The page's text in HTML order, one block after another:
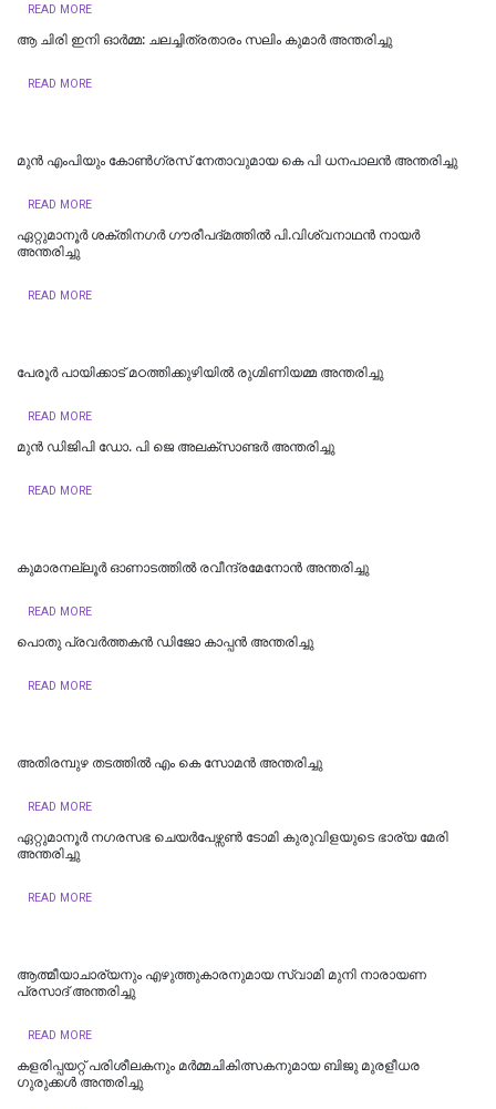
READ MORE
ആ ചിരി ഇനി ഓർമ്മ: ചലച്ചിത്രതാരം സലിം കുമാർ അന്തരിച്ചു
READ MORE
മുന്‍ എംപിയും കോണ്‍ഗ്രസ് നേതാവുമായ കെ പി ധനപാലന്‍ അന്തരിച്ചു
READ MORE
ഏറ്റുമാനൂർ ശക്തിനഗര്‍ ഗൗരീപദ്മത്തില്‍ പി.വിശ്വനാഥൻ നായർ
അന്തരിച്ചു
READ MORE
പേരൂർ പായിക്കാട് മഠത്തിക്കുഴിയിൽ രുഗ്മിണിയമ്മ അന്തരിച്ചു
READ MORE
മുന്‍ ഡിജിപി ഡോ. പി ജെ അലക്സാണ്ടര്‍ അന്തരിച്ചു
READ MORE
കുമാരനല്ലൂർ ഓണാടത്തിൽ രവീന്ദ്രമേനോൻ അന്തരിച്ചു
READ MORE
പൊതു പ്രവര്‍ത്തകന്‍ ഡിജോ കാപ്പന്‍ അന്തരിച്ചു
READ MORE
അതിരമ്പുഴ തടത്തിൽ എം കെ സോമൻ അന്തരിച്ചു
READ MORE
ഏറ്റുമാനൂർ നഗരസഭ ചെയർപേഴ്സൺ ടോമി കുരുവിളയുടെ ഭാര്യ മേരി
അന്തരിച്ചു
READ MORE
ആത്മീയാചാര്യനും എഴുത്തുകാരനുമായ സ്വാമി മുനി നാരായണ
പ്രസാദ് അന്തരിച്ചു
READ MORE
കളരിപ്പയറ്റ് പരിശീലകനും മർമ്മചികിത്സകനുമായ ബിജു മുരളീധര
ഗുരുക്കൾ അന്തരിച്ചു